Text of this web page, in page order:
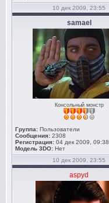
10 дек 2009, 23:55
samael
Консольный монстр
Группа: Пользователи
Сообщения: 2308
Регистрация: 04 дек 2009, 09:38
Модель 3DO: Нет
10 дек 2009, 23:55
aspyd